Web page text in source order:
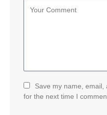
Save my name,
for the next time I